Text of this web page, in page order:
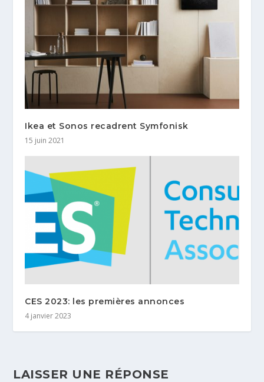
Ikea et Sonos recadrent Symfonisk
15 juin 2021
CES 2023: les premières annonces
4 janvier 2023
LAISSER UNE RÉPONSE